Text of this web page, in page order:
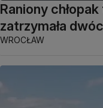
Raniony
zatrzymała
WROCŁAW